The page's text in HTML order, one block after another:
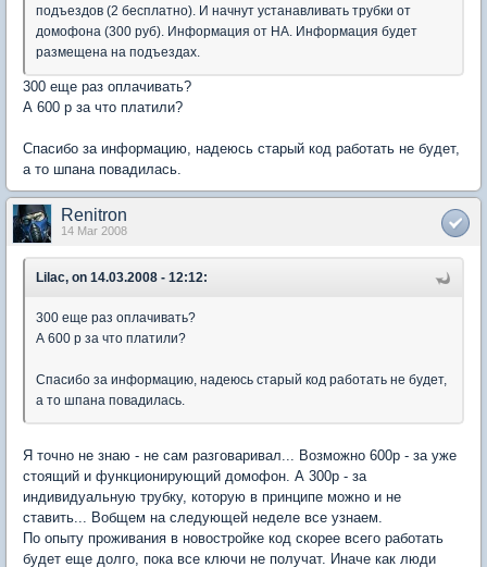
подъездов (2 бесплатно). И начнут устанавливать трубки от
домофона (300 руб). Информация от НА. Информация будет
размещена на подъездах.
300 еще раз оплачивать?
А 600 р за что платили?
Спасибо за информацию, надеюсь старый код работать не будет,
а то шпана повадилась.
Renitron
14 Mar 2008
Lilac, on 14.03.2008 - 12:12:
300 еще раз оплачивать?
А 600 р за что платили?
Спасибо за информацию, надеюсь старый код работать не будет,
а то шпана повадилась.
Я точно не знаю - не сам разговаривал... Возможно 600р - за уже
стоящий и функционирующий домофон. А 300р - за
индивидуальную трубку, которую в принципе можно и не
ставить... Вобщем на следующей неделе все узнаем.
По опыту проживания в новостройке код скорее всего работать
будет еще долго, пока все ключи не получат. Иначе как люди